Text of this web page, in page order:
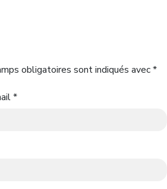
obligatoires sont indiqués avec*
*